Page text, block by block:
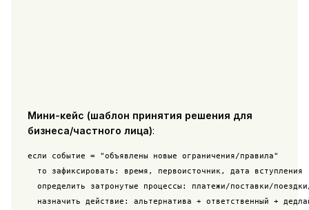
Мини-кейс (шаблон принятия решения для
бизнеса/частного лица):
если событие = "объявлены новые ограничения/правила"
  то зафиксировать: время, первоисточник, дата вступления
определить затронутые процессы: платежи/поставки/
назначить действие: альтернатива + ответственный +